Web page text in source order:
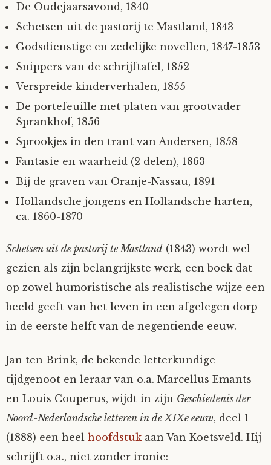
De Oudejaarsavond, 1840
Schetsen uit de pastorij te Mastland, 1843
Godsdienstige en zedelijke novellen, 1847-1853
Snippers van de schrijftafel, 1852
Verspreide kinderverhalen, 1855
De portefeuille met platen van grootvader
Sprankhof, 1856
Sprookjes in den trant van Andersen, 1858
Fantasie en waarheid (2 delen), 1863
Bij de graven van Oranje-Nassau, 1891
Hollandsche jongens en Hollandsche harten,
ca. 1860-1870
Schetsen uit de pastorij te Mastland (1843) wordt wel
gezien als zijn belangrijkste werk, een boek dat
op zowel humoristische als realistische wijze een
beeld geeft van het leven in een afgelegen dorp
in de eerste helft van de negentiende eeuw.
Jan ten Brink, de bekende letterkundige
tijdgenoot en leraar van o.a. Marcellus Emants
en Louis Couperus, wijdt in zijn Geschiedenis der
Noord-Nederlandsche letteren in de XIXe eeuw, deel 1
(1888) een heel hoofdstukaan Van Koetsveld. Hij
schrijft o.a., niet zonder ironie: